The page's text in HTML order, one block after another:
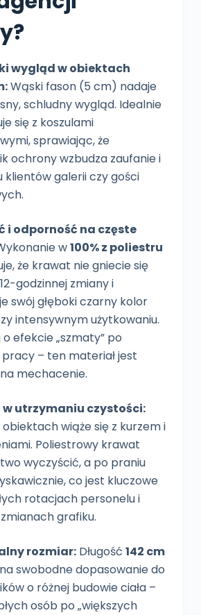
wygląd w obiektach
Wąski fason (5 cm) nadaje
schludny wygląd. Idealnie
się z koszulami
sprawiając, że
ochrony wzbudza zaufanie i
klientów galerii czy gości
i odporność na częste
w100% z poliestru
że krawat nie gniecie się
godzinnej zmiany i
swój głęboki czarny kolor
intensywnym użytkowaniu.
efekcie „szmaty” po
– ten materiał jest
mechacenie.
w utrzymaniu czystości:
wiąże się z kurzem i
Poliestrowy krawat
wyczyścić, a po praniu
co jest kluczowe
rotacjach personelu i
grafiku.
rozmiar:Długość 142 cm
swobodne dopasowanie do
o różnej budowie ciała –
osób po „większych